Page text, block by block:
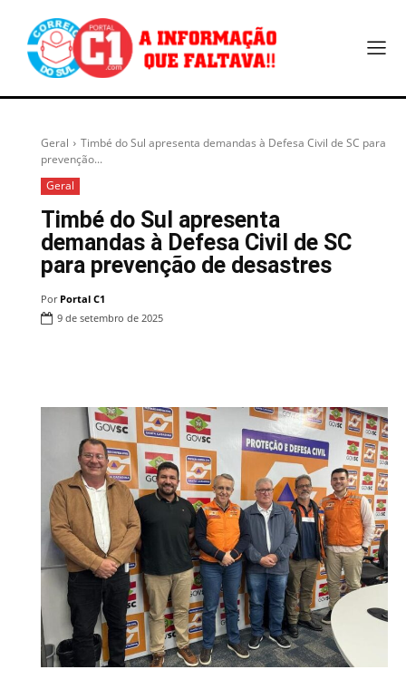
Geral
Timbé do Sul apresenta demandas à Defesa Civil de SC para
prevenção...
Geral
Timbé do Sul apresenta
demandas à Defesa Civil de SC
para prevenção de desastres
Por Portal C1
9 de setembro de 2025